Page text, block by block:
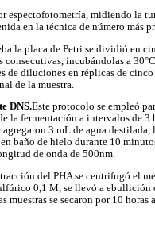
espectofotometría, midiendo la
en la técnica de número más
la placa de Petri se dividió en
incubándolas a
de diluciones en réplicas de
de la muestra.
DNS.Este protocolo se empleó
la fermentación a intervalos de
3 mL de agua
baño de hielo durante 10
de onda de 500nm.
del PHA se centrifugó el
0,1 M, se llevó a ebullición
muestras se secaron por 10